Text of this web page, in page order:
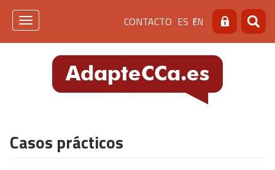
Pasar
Menú
de
cabecera
[contacto]
CONTACTO ES EN Buscar
Toggle
Casos prácticos